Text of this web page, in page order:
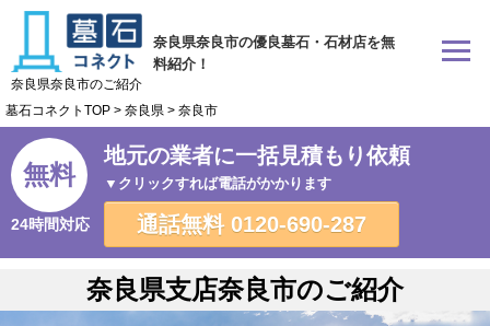
奈良県奈良市の優良墓石・石材店を無
料紹介！
奈良県奈良市のご紹介
墓石コネクトTOP > 奈良県 > 奈良市
無料
24時間対応
地元の業者に一括見積もり依頼
▼クリックすれば電話がかかります
通話無料 0120-690-287
奈良県支店奈良市のご紹介